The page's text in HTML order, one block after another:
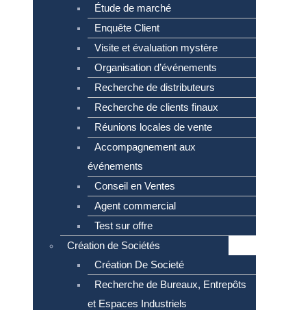
Étude de marché
Enquête Client
Visite et évaluation mystère
Organisation d’événements
Recherche de distributeurs
Recherche de clients finaux
Réunions locales de vente
Accompagnement aux
événements
Conseil en Ventes
Agent commercial
Test sur offre
Création de Sociétés
Création De Societé
Recherche de Bureaux, Entrepôts
et Espaces Industriels